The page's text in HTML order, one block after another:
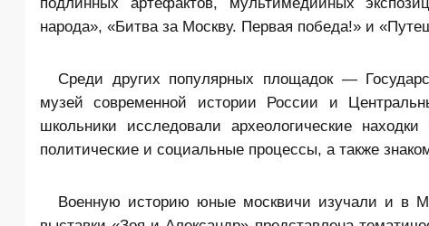
народа», «Битва за Москву. Первая победа!» и
Среди других популярных площадок —
музей современной истории России и
школьники исследовали археологические
политические и социальные процессы, а также
Военную историю юные москвичи изучали и в